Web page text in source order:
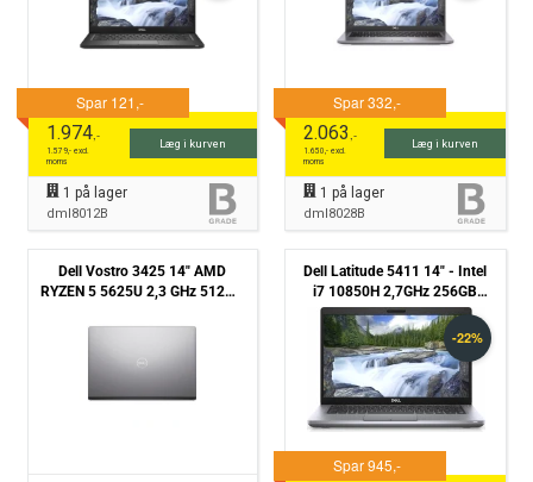
1.974,-
1.579,- excl.
moms
Læg i kurven
1 på lager
dml8012B
2.063 ,-
1.650,- excl.
moms
Læg i kurven
1 på lager
dml8028B
Dell Vostro 3425 14" AMD
RYZEN 5 5625U 2,3 GHz 512GB
Grade B
Dell Latitude 5411 14" - Intel
i7 10850H 2,7GHz 256GB
NVMe 8GB - Nvidia MX250 -
Grade C